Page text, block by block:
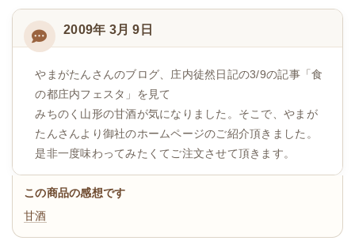
2009年 3月 9日
やまがたんさんのブログ、庄内徒然日記の3/9の記事「食
の都庄内フェスタ」を見て
みちのく山形の甘酒が気になりました。そこで、やまが
たんさんより御社のホームページのご紹介頂きました。
是非一度味わってみたくてご注文させて頂きます。
この商品の感想です
甘酒